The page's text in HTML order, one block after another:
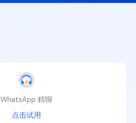
WhatsApp 精聊
点击试用